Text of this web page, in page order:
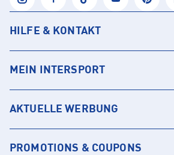
HILFE & KONTAKT
MEIN INTERSPORT
AKTUELLE WERBUNG
PROMOTIONS & COUPONS